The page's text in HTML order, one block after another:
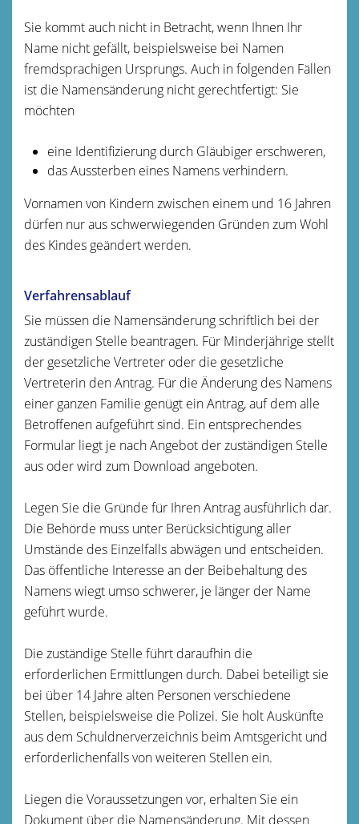
Sie kommt auch nicht in Betracht, wenn Ihnen Ihr
Name nicht gefällt, beispielsweise bei Namen
fremdsprachigen Ursprungs. Auch in folgenden Fällen
ist die Namensänderung nicht gerechtfertigt: Sie
möchten
eine Identifizierung durch Gläubiger erschweren,
das Aussterben eines Namens verhindern.
Vornamen von Kindern zwischen einem und 16 Jahren
dürfen nur aus schwerwiegenden Gründen zum Wohl
des Kindes geändert werden.
Verfahrensablauf
Sie müssen die Namensänderung schriftlich bei der
zuständigen Stelle beantragen. Für Minderjährige stellt
der gesetzliche Vertreter oder die gesetzliche
Vertreterin den Antrag. Für die Änderung des Namens
einer ganzen Familie genügt ein Antrag, auf dem alle
Betroffenen aufgeführt sind. Ein entsprechendes
Formular liegt je nach Angebot der zuständigen Stelle
aus oder wird zum Download angeboten.
Legen Sie die Gründe für Ihren Antrag ausführlich dar.
Die Behörde muss unter Berücksichtigung aller
Umstände des Einzelfalls abwägen und entscheiden.
Das öffentliche Interesse an der Beibehaltung des
Namens wiegt umso schwerer, je länger der Name
geführt wurde.
Die zuständige Stelle führt daraufhin die
erforderlichen Ermittlungen durch. Dabei beteiligt sie
bei über 14 Jahre alten Personen verschiedene
Stellen, beispielsweise die Polizei. Sie holt Auskünfte
aus dem Schuldnerverzeichnis beim Amtsgericht und
erforderlichenfalls von weiteren Stellen ein.
Liegen die Voraussetzungen vor, erhalten Sie ein
Dokument über die Namensänderung. Mit dessen